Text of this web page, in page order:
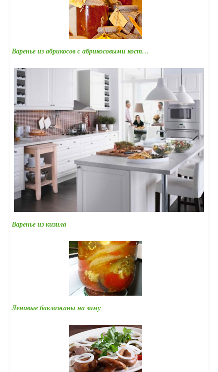
Варенье из абрикосов с абрикосовыми кост…
Варенье из кизила
Ленивые баклажаны на зиму